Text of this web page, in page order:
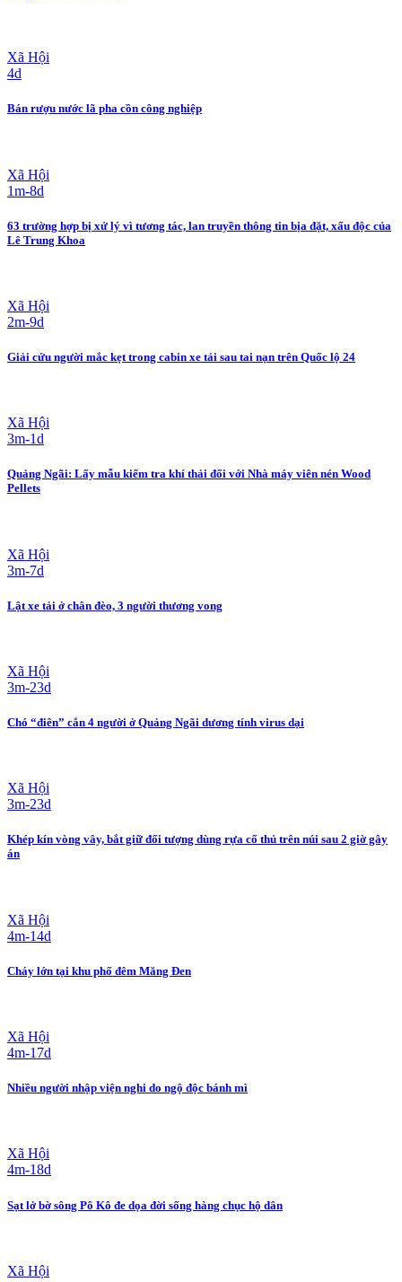
Xã Hội
4d
Bán rượu nước lã pha cồn công nghiệp
Xã Hội
1m-8d
63 trường hợp bị xử lý vì tương tác, lan truyền thông tin bịa đặt, xấu độc của
Lê Trung Khoa
Xã Hội
2m-9d
Giải cứu người mắc kẹt trong cabin xe tải sau tai nạn trên Quốc lộ 24
Xã Hội
3m-1d
Quảng Ngãi: Lấy mẫu kiểm tra khí thải đối với Nhà máy viên nén Wood
Pellets
Xã Hội
3m-7d
Lật xe tải ở chân đèo, 3 người thương vong
Xã Hội
3m-23d
Chó “điên” cắn 4 người ở Quảng Ngãi dương tính virus dại
Xã Hội
3m-23d
Khép kín vòng vây, bắt giữ đối tượng dùng rựa cố thủ trên núi sau 2 giờ gây
án
Xã Hội
4m-14d
Cháy lớn tại khu phố đêm Măng Đen
Xã Hội
4m-17d
Nhiều người nhập viện nghi do ngộ độc bánh mì
Xã Hội
4m-18d
Sạt lở bờ sông Pô Kô đe dọa đời sống hàng chục hộ dân
Xã Hội